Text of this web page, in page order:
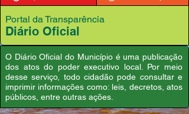
Portal da Transparência
Diário Oficial
O Diário Oficial do Município é uma publicação
dos atos do poder executivo local. Por meio
desse serviço, todo cidadão pode consultar e
imprimir informações como: leis, decretos, atos
públicos, entre outras ações.